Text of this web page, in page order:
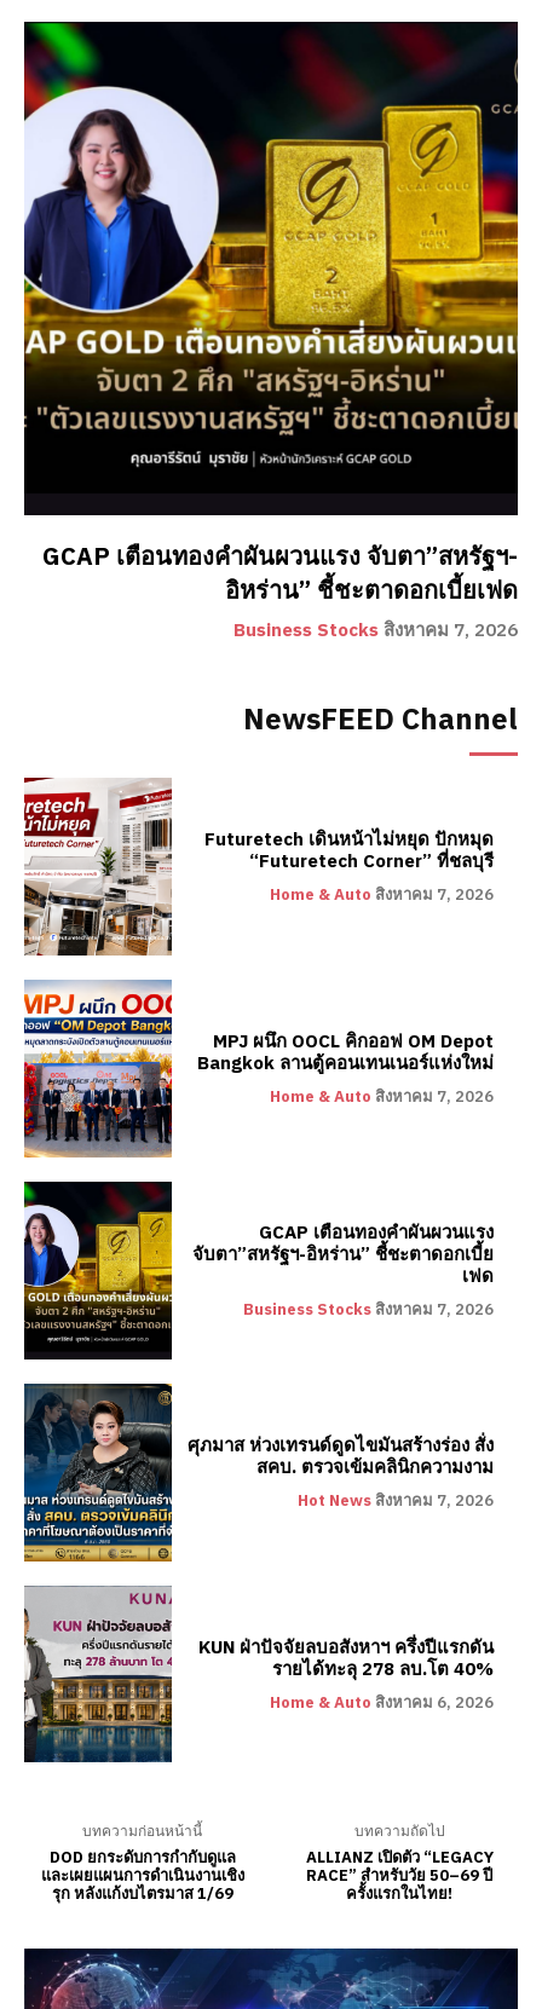
GCAP เตือนทองคำผันผวนแรง จับตา”สหรัฐฯ-
อิหร่าน” ชี้ชะตาดอกเบี้ยเฟด
Business Stocks สิงหาคม 7, 2026
NewsFEED Channel
Futuretech เดินหน้าไม่หยุด ปักหมุด
“Futuretech Corner” ที่ชลบุรี
Home & Auto สิงหาคม 7, 2026
MPJ ผนึก OOCL คิกออฟ OM Depot
Bangkok ลานตู้คอนเทนเนอร์แห่งใหม่
Home & Auto สิงหาคม 7, 2026
GCAP เตือนทองคำผันผวนแรง
จับตา”สหรัฐฯ-อิหร่าน” ชี้ชะตาดอกเบี้ย
เฟด
Business Stocks สิงหาคม 7, 2026
ศุภมาส ห่วงเทรนด์ดูดไขมันสร้างร่อง สั่ง
สคบ. ตรวจเข้มคลินิกความงาม
Hot News สิงหาคม 7, 2026
KUN ฝ่าปัจจัยลบอสังหาฯ ครึ่งปีแรกดัน
รายได้ทะลุ 278 ลบ.โต 40%
Home & Auto สิงหาคม 6, 2026
บทความก่อนหน้านี้
DOD ยกระดับการกำกับดูแล
และเผยแผนการดำเนินงานเชิง
รุก หลังแก้งบไตรมาส 1/69
บทความถัดไป
ALLIANZ เปิดตัว “LEGACY
RACE” สำหรับวัย 50–69 ปี
ครั้งแรกในไทย!